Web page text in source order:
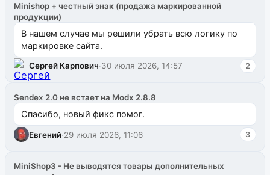
Minishop + честный знак (продажа маркированной
продукции)
В нашем случае мы решили убрать всю логику по
маркировке сайта.
Сергей Карпович·30 июля 2026, 14:57 2
Sendex 2.0 не встает на Modx 2.8.8
Спасибо, новый фикс помог.
Евгений·29 июля 2026, 11:06 3
MiniShop3 - Не выводятся товары дополнительных